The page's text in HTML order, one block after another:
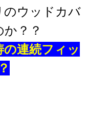
のウッドカバ
？？
の連続フィッ